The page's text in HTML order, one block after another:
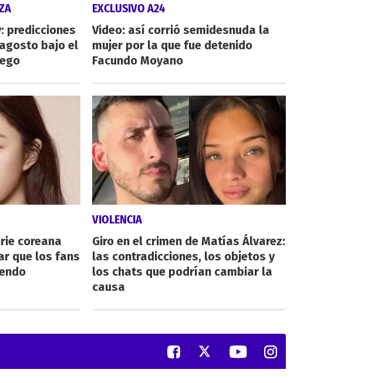
predicciones
bajo el
EXCLUSIVO A24
Video: así corrió semidesnuda la
mujer por la que fue detenido
Facundo Moyano
coreana
que los fans
VIOLENCIA
Giro en el crimen de Matías Álvarez:
las contradicciones, los objetos y
los chats que podrían cambiar la
causa